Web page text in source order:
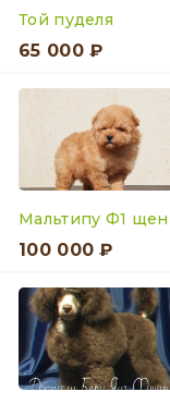
Той пуделя
65 000 ₽
Мальтипу Ф1
100 000 ₽